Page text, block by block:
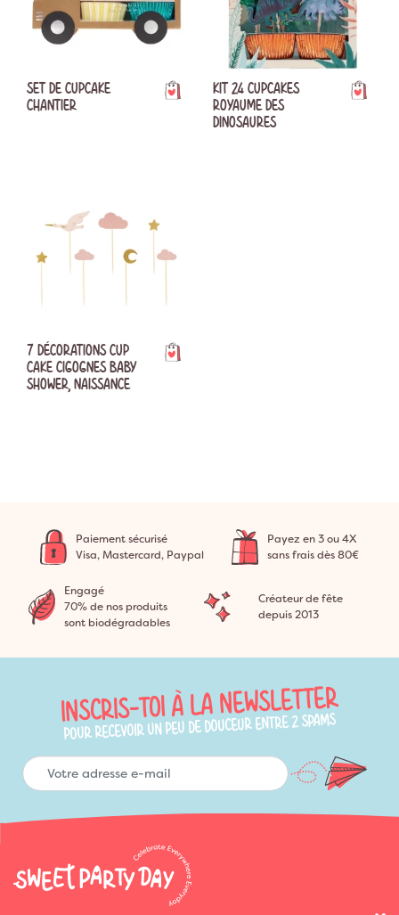
SET DE CUPCAKE
CHANTIER
KIT 24 CUPCAKES
ROYAUME DES
DINOSAURES
7 DÉCORATIONS CUP
CAKE CIGOGNES BABY
SHOWER, NAISSANCE
Paiement sécurisé
Visa, Mastercard, Paypal
Payez en 3 ou 4X
sans frais dès 80€
Engagé
70% de nos produits
sont biodégradables
Créateur de fête
depuis 2013
INSCRIS-TOI À LA NEWSLETTER
POUR RECEVOIR UN PEU DE DOUCEUR ENTRE 2 SPAMS